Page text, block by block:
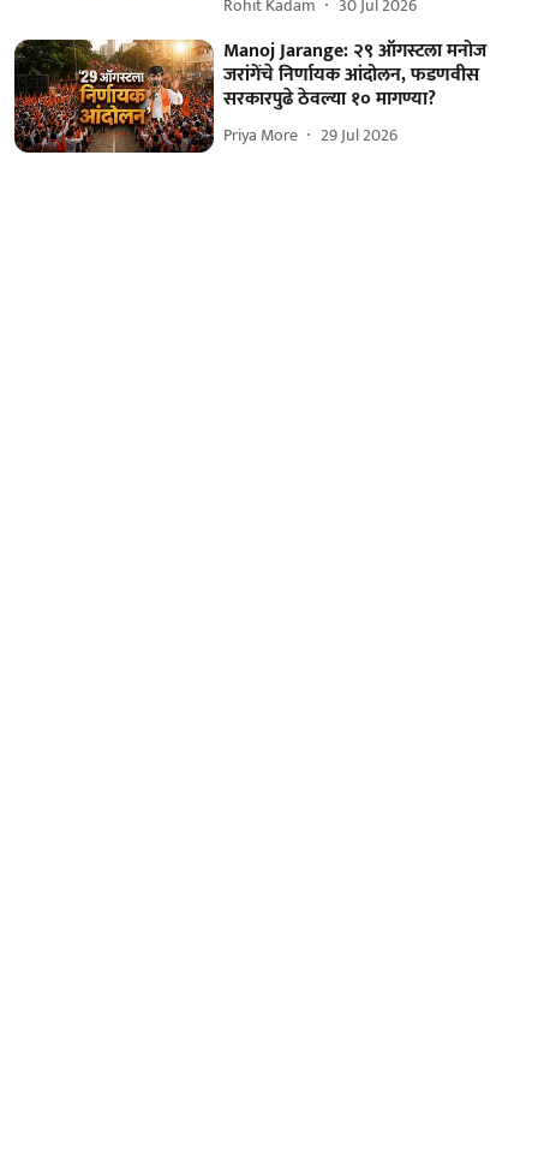
Rohit Kadam 30 Jul 2026
Manoj Jarange: २९ ऑगस्टला मनोज
जरांगेंचे निर्णायक आंदोलन, फडणवीस
सरकारपुढे ठेवल्या १० मागण्या?
Priya More 29 Jul 2026